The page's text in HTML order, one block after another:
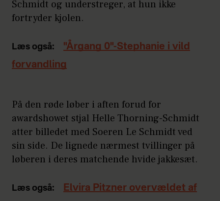
Schmidt og understreger, at hun ikke
fortryder kjolen.
Læs også:
"Årgang 0"-Stephanie i vild
forvandling
På den røde løber i aften forud for
awardshowet stjal Helle Thorning-Schmidt
atter billedet med Soeren Le Schmidt ved
sin side. De lignede nærmest tvillinger på
løberen i deres matchende hvide jakkesæt.
Læs også:
Elvira Pitzner overvældet af